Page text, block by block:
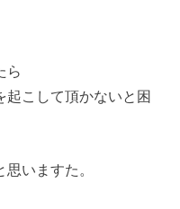
ら
起こして頂かないと困
いますた。